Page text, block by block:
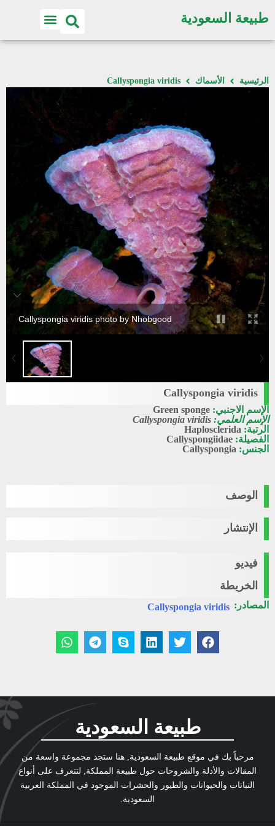
طبيعة السعودية
الرئيسية الأسماك Callyspongia viridis
Callyspongia viridis photo by Nhobgood
Callyspongia viridis
الإسم الاجنبي: Green sponge
الإسم العلمي: Callyspongia viridis
الرتبة: Haplosclerida
الفصيلة: Callyspongiidae
الجنس: Callyspongia
الوصف
الإنتشار
فيديو
الخريطة
المصادر: Callyspongia viridis
طبيعة السعودية
مرحباً بك في موقع طبيعة السعودية, هنا ستجد مجموعة واسعة من
المقالات والأدلة والشروحات حول طبيعة المملكة, لتتعرف على أنواع
النباتات والحيوانات والطيور والحشرات الموجود في المملكة العربية
السعودية.